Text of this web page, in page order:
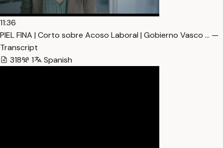
11:36
PIEL FINA | Corto sobre Acoso Laboral | Gobierno Vasco … —
Transcript
318
1 Spanish